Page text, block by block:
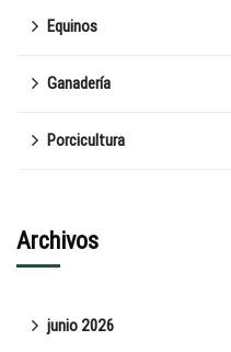
Equinos
Ganadería
Porcicultura
Archivos
junio 2026